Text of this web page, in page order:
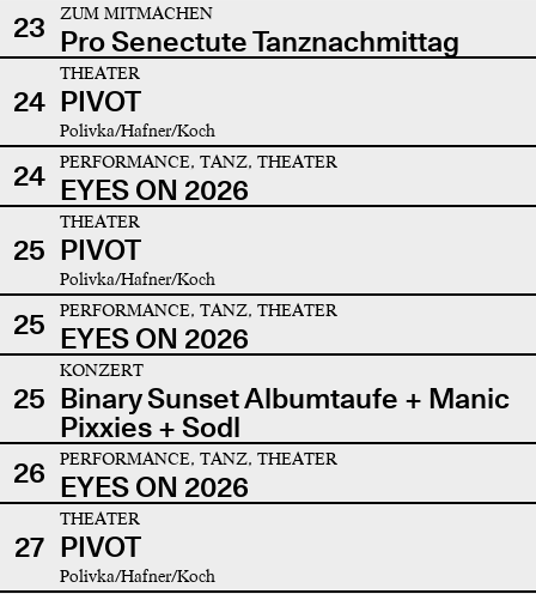
23
ZUM MITMACHEN
Pro Senectute Tanznachmittag
24
THEATER
PIVOT
Polivka/Hafner/Koch
24 PERFORMANCE, TANZ, THEATER
EYES ON 2026
25
THEATER
PIVOT
Polivka/Hafner/Koch
25 PERFORMANCE, TANZ, THEATER
EYES ON 2026
25
KONZERT
Binary Sunset Albumtaufe + Manic
Pixxies + Sodl
26
PERFORMANCE, TANZ, THEATER
EYES ON 2026
27
THEATER
PIVOT
Polivka/Hafner/Koch